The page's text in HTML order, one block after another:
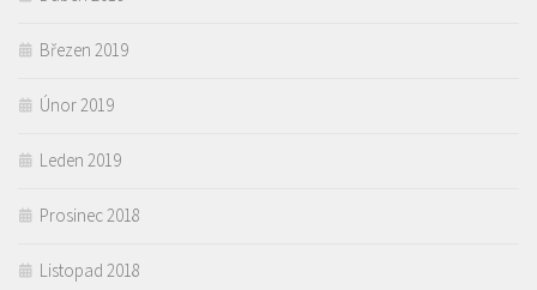
Březen 2019
Únor 2019
Leden 2019
Prosinec 2018
Listopad 2018